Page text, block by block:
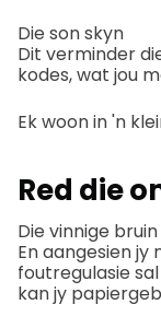
Die son skyn
Dit verminder
kodes, wat jou
Ek woon in 'n
Red die
Die vinnige
En aangesien jy
foutregulasie
kan jy